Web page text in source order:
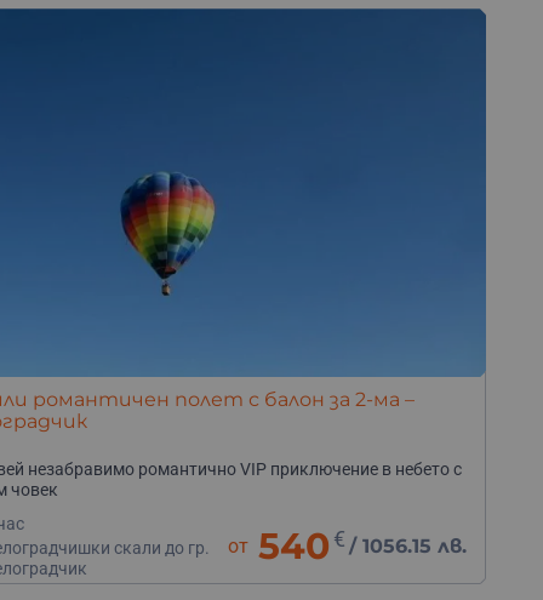
романтичен полет с балон за 2-ма –
незабравимо романтично VIP приключение в небето с
човек
скали до гр.
от 540 € / 1056.15 лв.